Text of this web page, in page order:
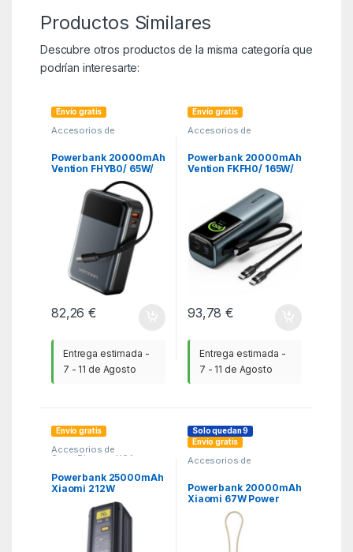
Productos Similares
Descubre otros productos de la misma categoría que
podrían interesarte:
Envío gratis
Accesorios de
Powerbank 20000mAh
Vention FHYB0/ 65W/
Gris/ Incluye Cable
USB Tipo-C
82,26€
Entrega estimada -
7 - 11 de Agosto
Envío gratis
Accesorios de
Powerbank 20000mAh
Vention FKFH0/ 165W/
93,78€
Entrega estimada -
7 - 11 de Agosto
Envío gratis
Accesorios de
SmartPhones KSA
Powerbank 25000mAh
Xiaomi 212W
Hypercharge Power
Bank/ 212W/ Gris
Solo quedan 9
Envío gratis
Accesorios de
Powerbank 20000mAh
Xiaomi 67W Power
Bank Integrated Cable/
67W/ Beige/ Incluye
Cable USB Tipo-C